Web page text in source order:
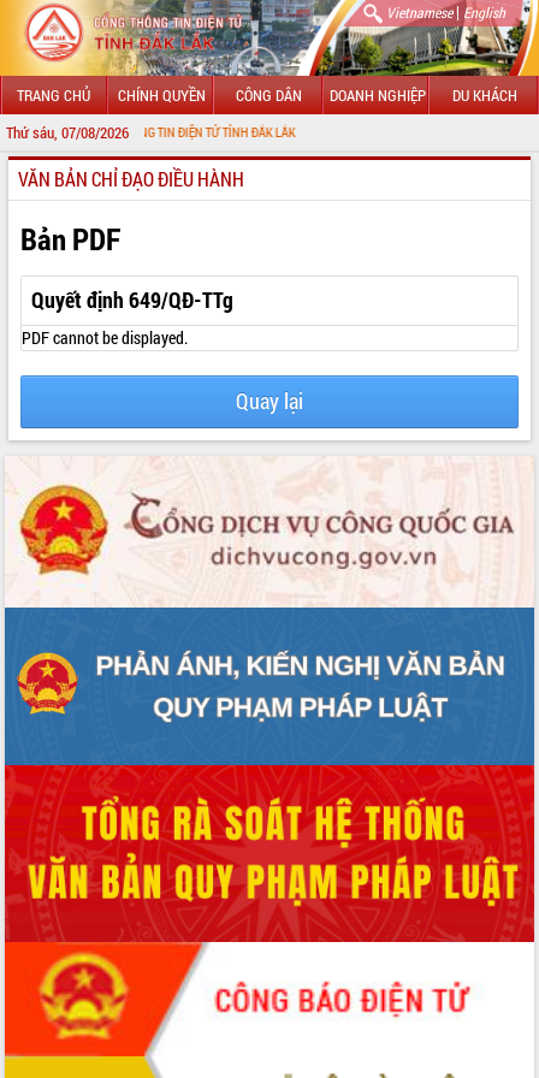
Vietnamese| English
TRANG CHỦ CHÍNH QUYỀN CÔNG DÂN DOANH NGHIỆP DU KHÁCH
Thứ sáu, 07/08/2026
CỔNG THÔNG TIN ĐIỆN TỬ TỈNH ĐẮK LẮK
GIỚI THIỆU
LÃNH ĐẠO UBND TỈNH
TIN TỨC SỰ KIỆN
SỞ, BAN, NGÀNH
UBND CÁC XÃ, PHƯỜNG
THÔNG TIN CHỈ ĐẠO ĐIỀU HÀNH
VĂN BẢN HĐND TỈNH
ĐIỂM TIN VĂN BẢN
VĂN BẢN CHỈ ĐẠO ĐIỀU HÀNH
Bản PDF
Quyết định 649/QĐ-TTg
PDF cannot be displayed.
Quay lại